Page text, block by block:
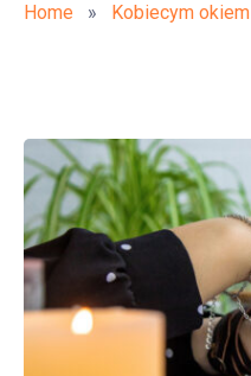
Home » Kobiecym okiem